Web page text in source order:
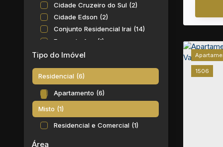
Cidade Cruzeiro do Sul (2)
Cidade Edson (2)
Conjunto Residencial Irai (14)
Fazenda Aya (1)
Jardim Cacique (1)
Jardim Chácara Méa (1)
Jardim das Flores (1)
Jardim Europa (14)
Jardim Gardênia Azul (1)
Jardim Graziela (1)
Tipo do Imóvel
Residencial (6)
Apartamento (6)
Misto (1)
Residencial e Comercial (1)
Área
1506